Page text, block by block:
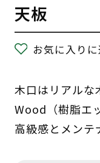
天板
お気に入り
木口はリアルな
Wood（樹脂エ
高級感とメンテ